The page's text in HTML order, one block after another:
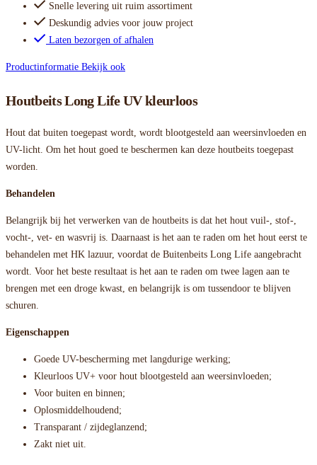
Snelle levering uit ruim assortiment
Deskundig advies voor jouw project
Laten bezorgen of afhalen
Productinformatie Bekijk ook
Houtbeits Long Life UV kleurloos
Hout dat buiten toegepast wordt, wordt blootgesteld aan weersinvloeden en
UV-licht. Om het hout goed te beschermen kan deze houtbeits toegepast
worden.
Behandelen
Belangrijk bij het verwerken van de houtbeits is dat het hout vuil-, stof-,
vocht-, vet- en wasvrij is. Daarnaast is het aan te raden om het hout eerst te
behandelen met HK lazuur, voordat de Buitenbeits Long Life aangebracht
wordt. Voor het beste resultaat is het aan te raden om twee lagen aan te
brengen met een droge kwast, en belangrijk is om tussendoor te blijven
schuren.
Eigenschappen
Goede UV-bescherming met langdurige werking;
Kleurloos UV+ voor hout blootgesteld aan weersinvloeden;
Voor buiten en binnen;
Oplosmiddelhoudend;
Transparant / zijdeglanzend;
Zakt niet uit.